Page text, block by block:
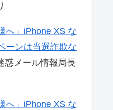
へ」iPhone XS な
ーンは当選詐欺な
惑メール情報局長
へ」iPhone XS な